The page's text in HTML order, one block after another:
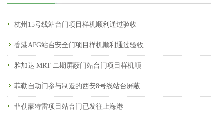
杭州15号线站台门项目样机顺利通过验收
香港APG站台安全门项目样机顺利通过验收
雅加达 MRT 二期屏蔽门站台门项目样机顺
菲勒自动门参与制造的西安8号线站台屏蔽
菲勒蒙特雷项目站台门已发往上海港